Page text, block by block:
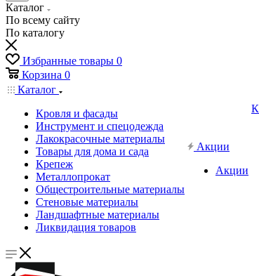
Каталог
По всему сайту
По каталогу
Избранные товары 0
Корзина 0
Каталог
Кровля и фасады
Инструмент и спецодежда
Лакокрасочные материалы
Товары для дома и сада
Крепеж
Металлопрокат
Общестроительные материалы
Стеновые материалы
Ландшафтные материалы
Ликвидация товаров
Акции
Акции